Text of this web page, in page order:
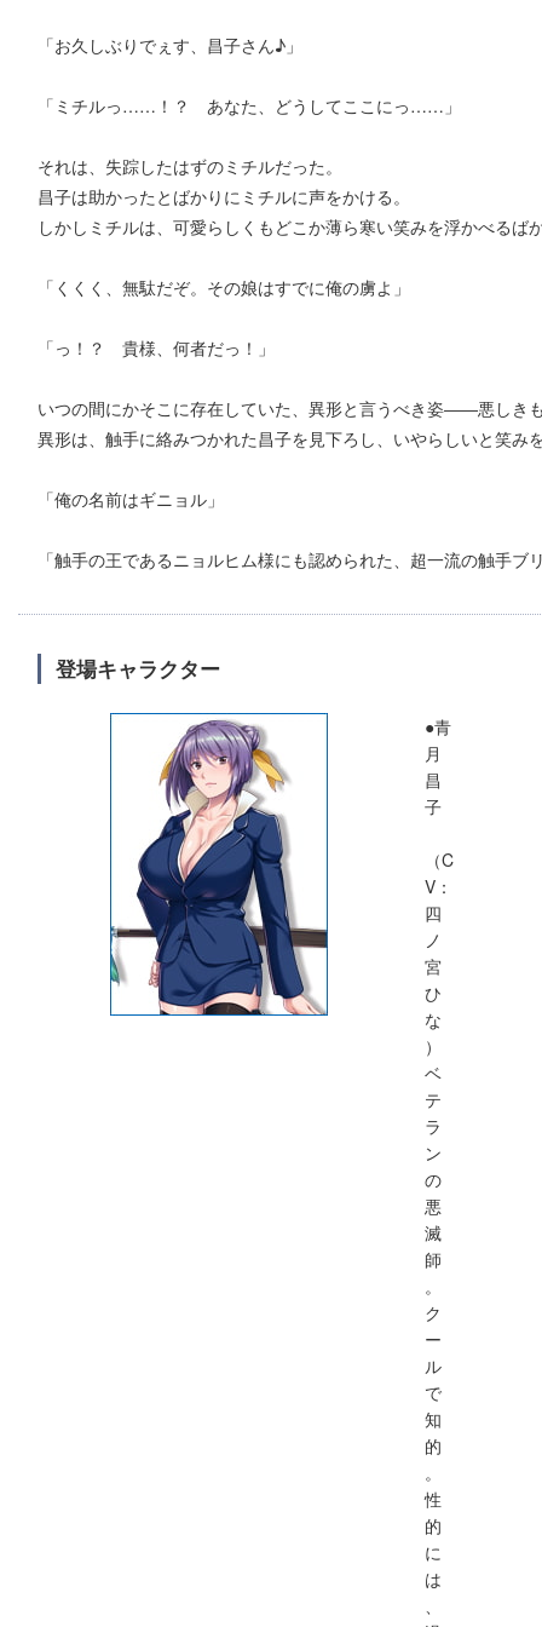
「お久しぶりでぇす、昌子さん♪」
「ミチルっ……！？ あなた、どうしてここにっ……」
それは、失踪したはずのミチルだった。
昌子は助かったとばかりにミチルに声をかける。
しかしミチルは、可愛らしくもどこか薄ら寒い笑みを浮かべるば
「くくく、無駄だぞ。その娘はすでに俺の虜よ」
「っ！？ 貴様、何者だっ！」
いつの間にかそこに存在していた、異形と言うべき姿――悪しき
異形は、触手に絡みつかれた昌子を見下ろし、いやらしいと笑み
「俺の名前はギニョル」
「触手の王であるニョルヒム様にも認められた、超一流の触手ブ
登場キャラクター
●青
月
昌
子
（C
V：
四
ノ
宮
ひ
な
）
ベ
テ
ラ
ン
の
悪
滅
師
。
ク
ー
ル
で
知
的
。
性
的
に
は
、